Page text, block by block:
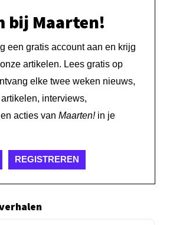
bij Maarten!
een gratis account aan en krijg
artikelen. Lees gratis op
elke twee weken nieuws,
interviews,
acties van Maarten!in je
REGISTREREN